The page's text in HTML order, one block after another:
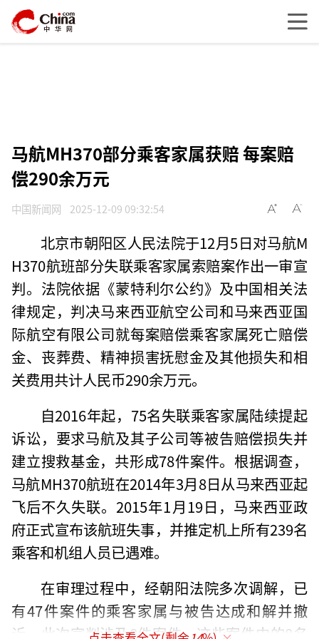
马航MH370部分乘客家属获赔 每案赔
偿290余万元
中国新闻网 2025-12-09 09:32:54
北京市朝阳区人民法院于12月5日对马航M
H370航班部分失联乘客家属索赔案作出一审宣
判。法院依据《蒙特利尔公约》及中国相关法
律规定，判决马来西亚航空公司和马来西亚国
际航空有限公司就每案赔偿乘客家属死亡赔偿
金、丧葬费、精神损害抚慰金及其他损失和相
关费用共计人民币290余万元。
自2016年起，75名失联乘客家属陆续提起
诉讼，要求马航及其子公司等被告赔偿损失并
建立搜救基金，共形成78件案件。根据调查，
马航MH370航班在2014年3月8日从马来西亚起
飞后不久失联。2015年1月19日，马来西亚政
府正式宣布该航班失事，并推定机上所有239名
乘客和机组人员已遇难。
在审理过程中，经朝阳法院多次调解，已
有47件案件的乘客家属与被告达成和解并撤
诉。此次宣判涉及8件案件，这些案件中的8名